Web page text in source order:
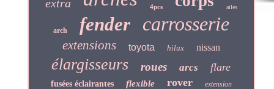
extra 4pcs ailes
arch fender carrosserie
extensions toyota hilux nissan
élargisseurs roues arcs flare
fusées éclairantes flexible rover extension